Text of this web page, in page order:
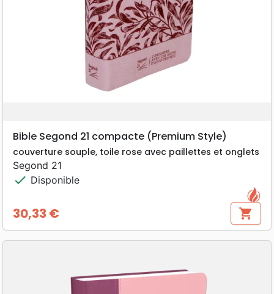
Bible Segond 21 compacte (Premium Style)
couverture souple, toile rose avec paillettes et onglets
Segond 21
check Disponible
Prix
30,33 € shopping_cart